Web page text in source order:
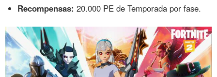
Recompensas: 20.000 PE de Temporada por fase.